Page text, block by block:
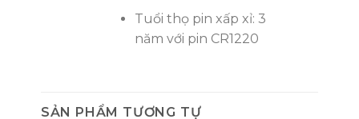
Tuổi thọ pin xấp xỉ: 3
năm với pin CR1220
SẢN PHẨM TƯƠNG TỰ